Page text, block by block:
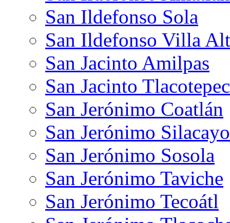
San Ildefonso Sola
San Ildefonso Villa
San Jacinto Amilpas
San Jacinto Tlacotepec
San Jerónimo Coatlán
San Jerónimo
San Jerónimo Sosola
San Jerónimo Taviche
San Jerónimo Tecoátl